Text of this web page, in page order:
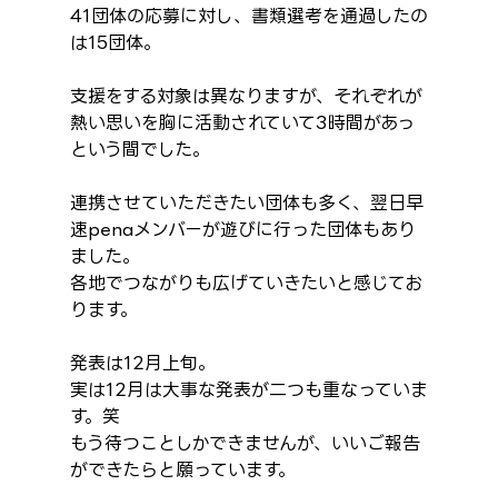
41団体の応募に対し、書類選考を通過したの
は15団体。
支援をする対象は異なりますが、それぞれが
熱い思いを胸に活動されていて3時間があっ
という間でした。
連携させていただきたい団体も多く、翌日早
速penaメンバーが遊びに行った団体もあり
ました。
各地でつながりも広げていきたいと感じてお
ります。
発表は12月上旬。
実は12月は大事な発表が二つも重なっていま
す。笑
もう待つことしかできませんが、いいご報告
ができたらと願っています。